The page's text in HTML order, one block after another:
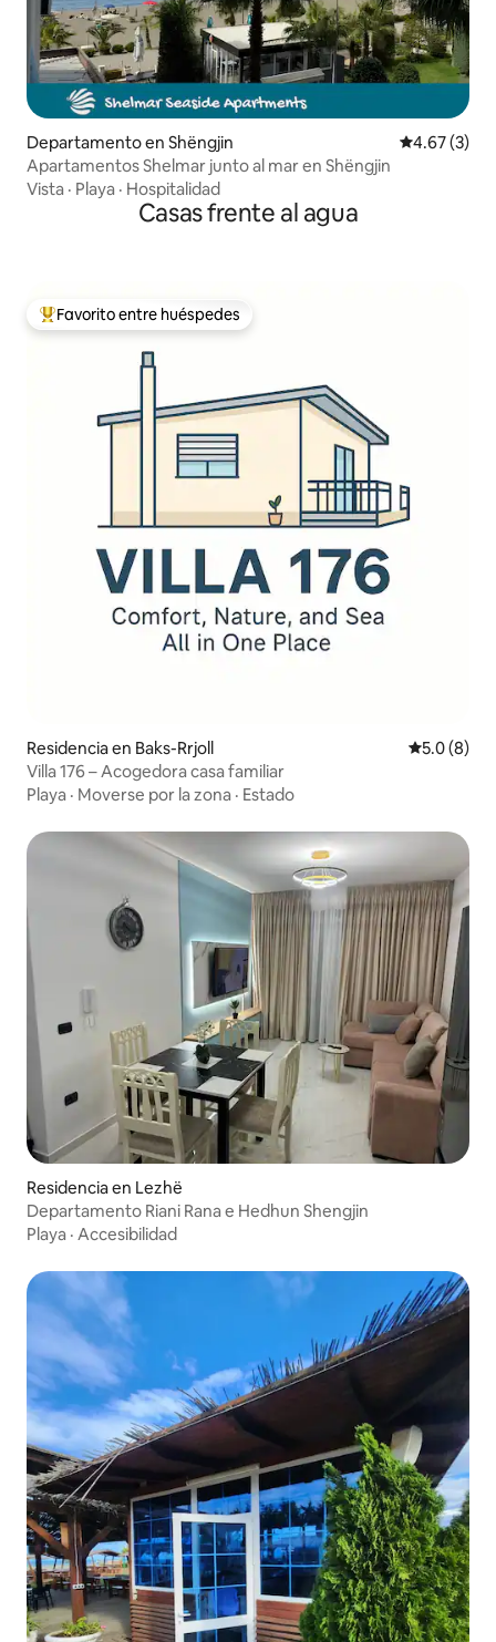
Departamento en Shëngjin Calificación
4.67 (3)
Apartamentos Shelmar junto al mar en Shëngjin
Vista · Playa · Hospitalidad
Casas frente al agua
De los mejores en Favorito entre huéspedes
Favorito entre huéspedes
Residencia en Baks-Rrjoll
5.0 (8)
Villa 176 – Acogedora casa familiar
Playa · Moverse por la zona · Estado
Residencia en Lezhë
Departamento Riani Rana e Hedhun Shengjin
Playa · Accesibilidad